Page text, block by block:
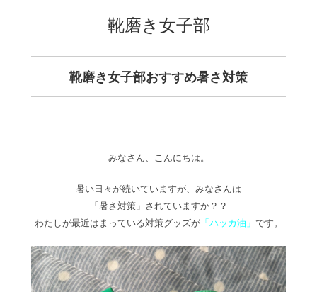
靴磨き女子部
靴磨き女子部おすすめ暑さ対策
みなさん、こんにちは。
暑い日々が続いていますが、みなさんは
「暑さ対策」されていますか？？
わたしが最近はまっている対策グッズが「ハッカ油」 です。